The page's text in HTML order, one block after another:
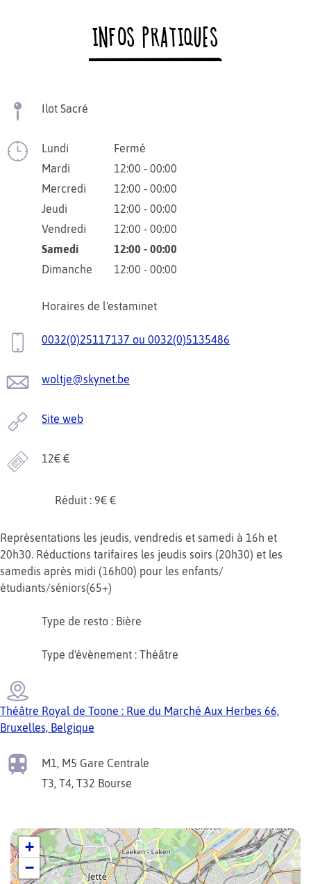
INFOS PRATIQUES
Ilot Sacré
Lundi
Fermé
Mardi
12:00 - 00:00
Mercredi
12:00 - 00:00
Jeudi
12:00 - 00:00
Vendredi
12:00 - 00:00
Samedi
12:00 - 00:00
Dimanche
12:00 - 00:00
Horaires de l'estaminet
0032(0)25117137 ou 0032(0)5135486
woltje@skynet.be
Site web
12€ €
Réduit : 9€ €
Représentations les jeudis, vendredis et samedi à 16h et
20h30. Réductions tarifaires les jeudis soirs (20h30) et les
samedis après midi (16h00) pour les enfants/
étudiants/séniors(65+)
Type de resto : Bière
Type d'évènement : Théâtre
Théâtre Royal de Toone : Rue du Marché Aux Herbes 66,
Bruxelles, Belgique
M1, M5 Gare Centrale
T3, T4, T32 Bourse
+
−